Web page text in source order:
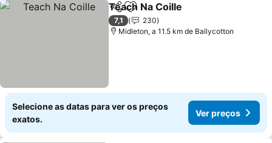
PartilharAdicionar aos favoritos
Teach Na Coille
7,1
230
Midleton, a 11.5 km de Ballycotton
Selecione as datas para ver os preços
exatos.
Ver preços